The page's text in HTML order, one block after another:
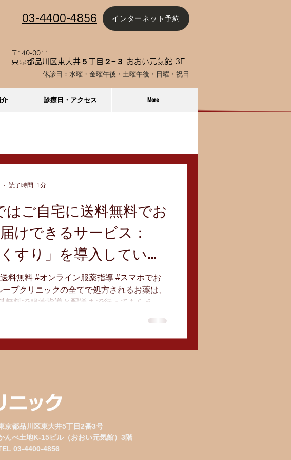
03-4400-4856 インターネット予約
〒140-0011
東京都品川区東大井５丁目２−３ おおい元気館 3F
休診日：水曜・金曜午後 ・土曜午後・日曜・祝日
介 診療日・アクセス More
はご自宅に送料無料でお
けできるサービス：
くすり」を導入していま
料無料 #オンライン服薬指導 #スマホでお
プクリニックの全てで処方されるお薬は、
無料で服薬指導と配送まで行ってもらえる
読了時間: 1分
京都品川区東大井5丁目2番3号
んべ土地K-15ビル（おおい元気館）3階
03-4400-4856